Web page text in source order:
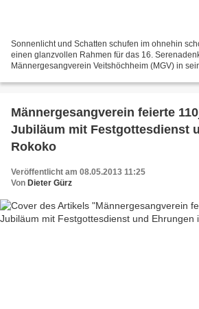
Sonnenlicht und Schatten schufen im ohnehin
einen glanzvollen Rahmen für das 16.
Männergesangverein Veitshöchheim (MGV) in
Männergesangverein feierte
Jubiläum mit Festgottesdienst
Rokoko
Veröffentlicht am 08.05.2013 11:25
Von Dieter Gürz